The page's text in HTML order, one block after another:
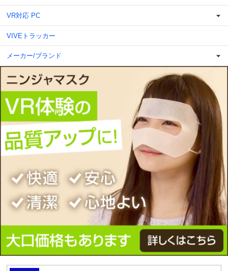
VR対応 PC
VIVEトラッカー
メーカー/ブランド